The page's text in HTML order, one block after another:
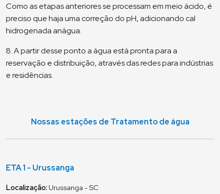
Como as etapas anteriores se processam em meio ácido, é
preciso que haja uma correção do pH, adicionando cal
hidrogenada anágua.
8. A partir desse ponto a água está pronta para a
reservação e distribuição, através das redes para indústrias
e residências.
Nossas estações de Tratamento de água
ETA 1 - Urussanga
Localização:Urussanga - SC